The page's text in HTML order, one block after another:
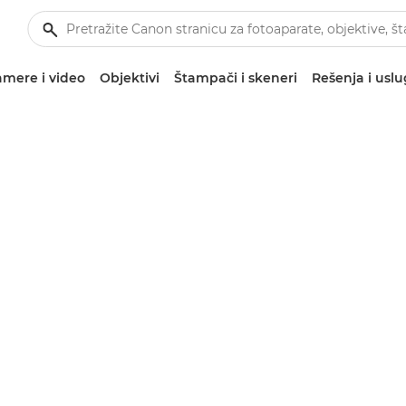
i video Objektivi Štampači i skeneri Rešenja i